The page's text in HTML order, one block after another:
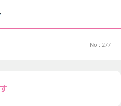
No : 277